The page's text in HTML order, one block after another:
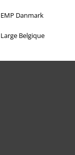
EMP Danmark
Large Belgique